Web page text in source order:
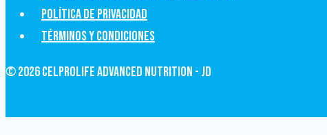
Política de privacidad
Términos y condiciones
© 2026 CelProLife Advanced Nutrition - JD